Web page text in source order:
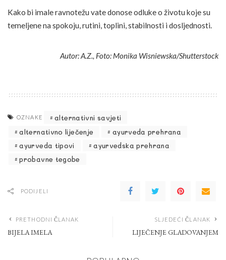
Kako bi imale ravnotežu vate donose odluke o životu koje su
temeljene na spokoju, rutini, toplini, stabilnosti i dosljednosti.
Autor: A.Z., Foto: Monika Wisniewska/Shutterstock
OZNAKE
alternativni savjeti
alternativno liječenje
ayurveda prehrana
ayurveda tipovi
ayurvedska prehrana
probavne tegobe
PODIJELI
PRETHODNI ČLANAK
BIJELA IMELA
SLJEDEĆI ČLANAK
LIJEČENJE GLADOVANJEM